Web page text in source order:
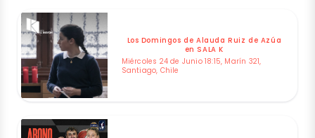
Los Domingos de Alauda Ruiz de Azúa
en SALA K
Miércoles 24 de Junio 18:15, Marín 321,
Santiago, Chile